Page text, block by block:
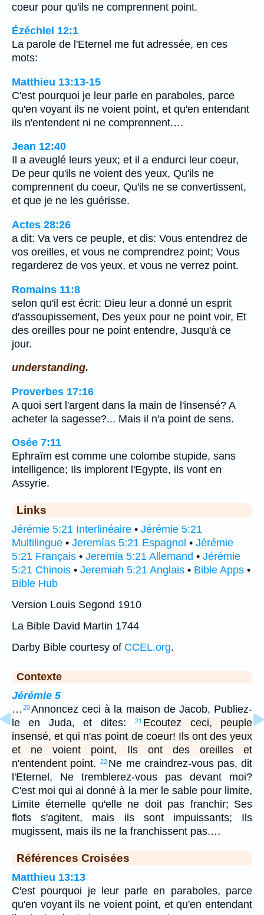
coeur pour qu'ils ne comprennent point.
Ézéchiel 12:1
La parole de l'Eternel me fut adressée, en ces
mots:
Matthieu 13:13-15
C'est pourquoi je leur parle en paraboles, parce
qu'en voyant ils ne voient point, et qu'en entendant
ils n'entendent ni ne comprennent.…
Jean 12:40
Il a aveuglé leurs yeux; et il a endurci leur coeur,
De peur qu'ils ne voient des yeux, Qu'ils ne
comprennent du coeur, Qu'ils ne se convertissent,
et que je ne les guérisse.
Actes 28:26
a dit: Va vers ce peuple, et dis: Vous entendrez de
vos oreilles, et vous ne comprendrez point; Vous
regarderez de vos yeux, et vous ne verrez point.
Romains 11:8
selon qu'il est écrit: Dieu leur a donné un esprit
d'assoupissement, Des yeux pour ne point voir, Et
des oreilles pour ne point entendre, Jusqu'à ce
jour.
understanding.
Proverbes 17:16
A quoi sert l'argent dans la main de l'insensé? A
acheter la sagesse?... Mais il n'a point de sens.
Osée 7:11
Ephraïm est comme une colombe stupide, sans
intelligence; Ils implorent l'Egypte, ils vont en
Assyrie.
Links
Jérémie 5:21 Interlinéaire • Jérémie 5:21
Multilingue • Jeremías 5:21 Espagnol • Jérémie
5:21 Français • Jeremia 5:21 Allemand • Jérémie
5:21 Chinois • Jeremiah 5:21 Anglais • Bible Apps •
Bible Hub
Version Louis Segond 1910
La Bible David Martin 1744
Darby Bible courtesy of CCEL.org.
Contexte
Jérémie 5
… 20Annoncez ceci à la maison de Jacob, Publiez-
le en Juda, et dites:
21 Ecoutez ceci, peuple
insensé, et qui n'as point de coeur! Ils ont des yeux
et ne voient point, Ils ont des oreilles et
n'entendent point.
22 Ne me craindrez-vous pas, dit
l'Eternel, Ne tremblerez-vous pas devant moi?
C'est moi qui ai donné à la mer le sable pour limite,
Limite éternelle qu'elle ne doit pas franchir; Ses
flots s'agitent, mais ils sont impuissants; Ils
mugissent, mais ils ne la franchissent pas.…
Références Croisées
Matthieu 13:13
C'est pourquoi je leur parle en paraboles, parce
qu'en voyant ils ne voient point, et qu'en entendant